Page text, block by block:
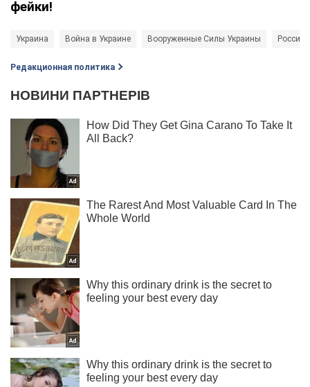
фейки!
Украина Война в Украине Вооруженные Силы Украины Россия
Редакционная политика